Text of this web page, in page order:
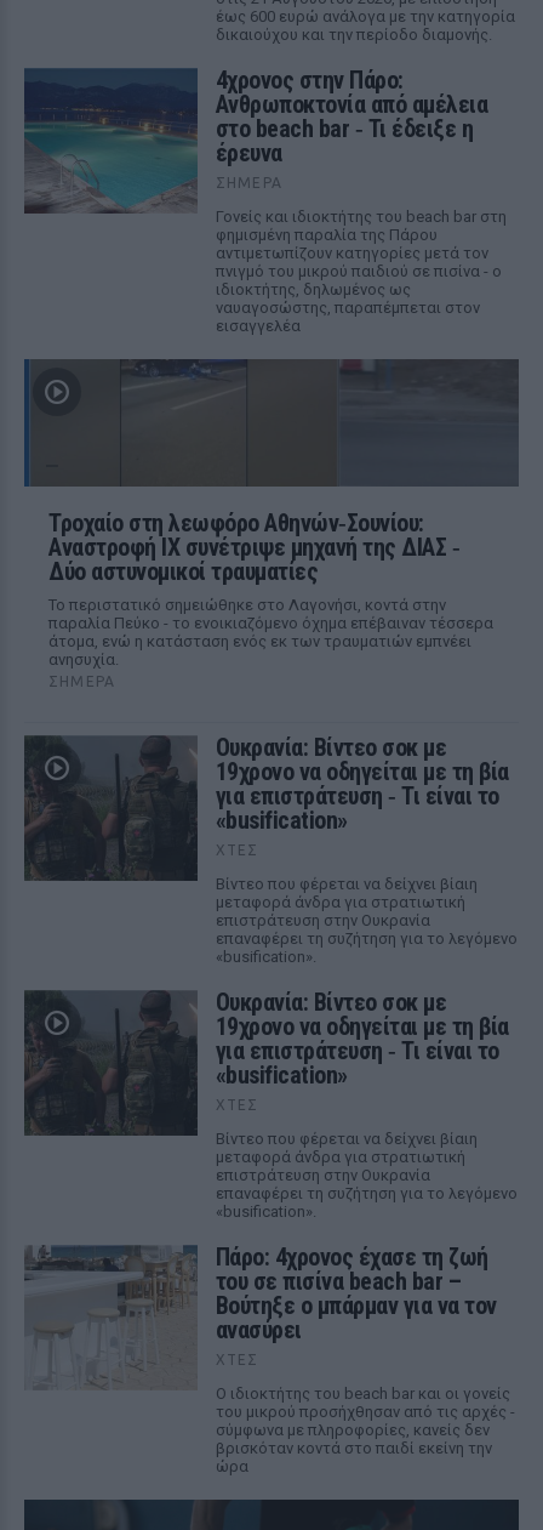
έως 600 ευρώ ανάλογα με την κατηγορία
δικαιούχου και την περίοδο διαμονής.
4χρονος στην Πάρο:
Ανθρωποκτονία από αμέλεια
στο beach bar ‑ Τι έδειξε η
έρευνα
ΣΉΜΕΡΑ
Γονείς και ιδιοκτήτης του beach bar στη
φημισμένη παραλία της Πάρου
αντιμετωπίζουν κατηγορίες μετά τον
πνιγμό του μικρού παιδιού σε πισίνα - ο
ιδιοκτήτης, δηλωμένος ως
ναυαγοσώστης, παραπέμπεται στον
εισαγγελέα
Τροχαίο στη λεωφόρο Αθηνών‑Σουνίου:
Αναστροφή ΙΧ συνέτριψε μηχανή της ΔΙΑΣ ‑
Δύο αστυνομικοί τραυματίες
Το περιστατικό σημειώθηκε στο Λαγονήσι, κοντά στην
παραλία Πεύκο - το ενοικιαζόμενο όχημα επέβαιναν τέσσερα
άτομα, ενώ η κατάσταση ενός εκ των τραυματιών εμπνέει
ανησυχία.
ΣΉΜΕΡΑ
Ουκρανία: Βίντεο σοκ με
19χρονο να οδηγείται με τη βία
για επιστράτευση ‑ Τι είναι το
«busification»
ΧΤΕΣ
Βίντεο που φέρεται να δείχνει βίαιη
μεταφορά άνδρα για στρατιωτική
επιστράτευση στην Ουκρανία
επαναφέρει τη συζήτηση για το λεγόμενο
«busification».
Ουκρανία: Βίντεο σοκ με
19χρονο να οδηγείται με τη βία
για επιστράτευση ‑ Τι είναι το
«busification»
ΧΤΕΣ
Βίντεο που φέρεται να δείχνει βίαιη
μεταφορά άνδρα για στρατιωτική
επιστράτευση στην Ουκρανία
επαναφέρει τη συζήτηση για το λεγόμενο
«busification».
Πάρο: 4χρονος έχασε τη ζωή
του σε πισίνα beach bar –
Βούτηξε ο μπάρμαν για να τον
ανασύρει
ΧΤΕΣ
Ο ιδιοκτήτης του beach bar και οι γονείς
του μικρού προσήχθησαν από τις αρχές -
σύμφωνα με πληροφορίες, κανείς δεν
βρισκόταν κοντά στο παιδί εκείνη την
ώρα